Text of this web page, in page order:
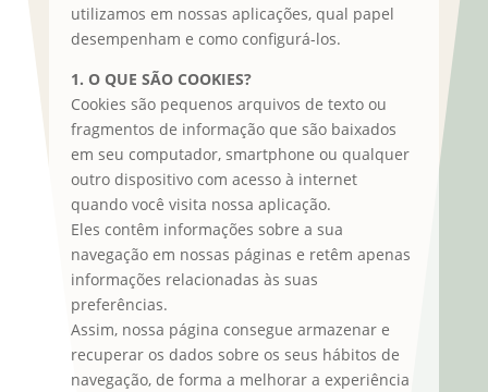
utilizamos em nossas aplicações, qual papel
desempenham e como configurá-los.
1. O QUE SÃO COOKIES?
Cookies são pequenos arquivos de texto ou
fragmentos de informação que são baixados
em seu computador, smartphone ou qualquer
outro dispositivo com acesso à internet
quando você visita nossa aplicação.
Eles contêm informações sobre a sua
navegação em nossas páginas e retêm apenas
informações relacionadas às suas
preferências.
Assim, nossa página consegue armazenar e
recuperar os dados sobre os seus hábitos de
navegação, de forma a melhorar a experiência